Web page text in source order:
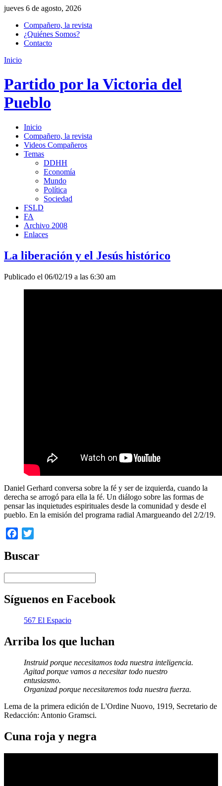
jueves 6 de agosto, 2026
Compañero, la revista
¿Quiénes Somos?
Contacto
Inicio
Partido por la Victoria del
Pueblo
Inicio
Compañero, la revista
Videos Compañeros
Temas
DDHH
Economía
Mundo
Política
Sociedad
FSLD
FA
Archivo 2008
Enlaces
La liberación y el Jesús histórico
Publicado el 06/02/19 a las 6:30 am
Daniel Gerhard conversa sobre la fé y ser de izquierda, cuando la
derecha se arrogó para ella la fé. Un diálogo sobre las formas de
pensar las inquietudes espirituales desde la comunidad y desde el
pueblo. En la emisión del programa radial Amargueando del 2/2/19.
Facebook
Buscar
Síguenos en Facebook
567 El Espacio
Arriba los que luchan
Instruid porque necesitamos toda nuestra inteligencia.
Agitad porque vamos a necesitar todo nuestro
entusiasmo.
Organizad porque necesitaremos toda nuestra fuerza.
Lema de la primera edición de L'Ordine Nuovo, 1919, Secretario de
Redacción: Antonio Gramsci.
Cuna roja y negra